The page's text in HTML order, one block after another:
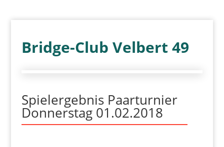
Bridge-Club Velbert 49
Spielergebnis Paarturnier
Donnerstag 01.02.2018